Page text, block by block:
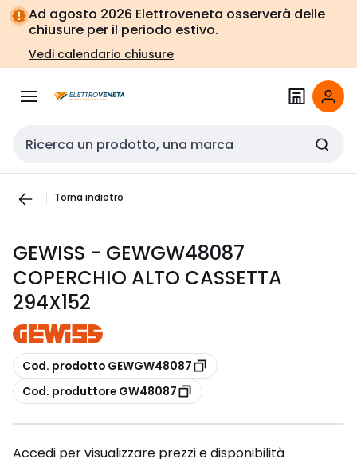
Vai alla
navigazione
Vai
alla
pagina
Ad agosto 2026 Elettroveneta osserverà delle
chiusure per il periodo estivo.
Vedi calendario chiusure
Cerca input
Torna indietro
GEWISS - GEWGW48087
COPERCHIO ALTO CASSETTA
294X152
copia
Cod. prodotto GEWGW48087
copia
Cod. produttore GW48087
Accedi per visualizzare prezzi e disponibilità